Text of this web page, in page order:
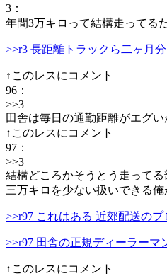
3 ：
年間3万キロって結構走ってる
>>r3 長距離トラックら二ヶ月
↑このレスにコメント
96 ：
>>3
田舎は毎日の通勤距離がエグい
↑このレスにコメント
97 ：
>>3
結構どころかそうとう走ってる
三万キロを少ない扱いできる
>>r97 これはある 近郊配送の
>>r97 田舎の正規ディーラーマ
↑このレスにコメント